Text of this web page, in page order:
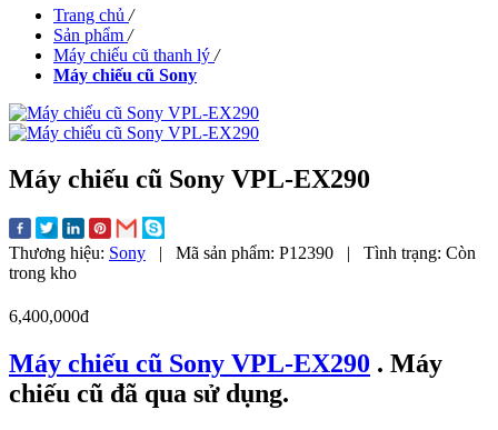
Trang chủ /
Sản phẩm /
Máy chiếu cũ thanh lý /
Máy chiếu cũ Sony
Máy chiếu cũ Sony VPL-EX290
Thương hiệu: Sony | Mã sản phẩm: P12390 | Tình trạng: Còn
trong kho
6,400,000đ
Máy chiếu cũ Sony VPL-EX290 . Máy
chiếu cũ đã qua sử dụng.